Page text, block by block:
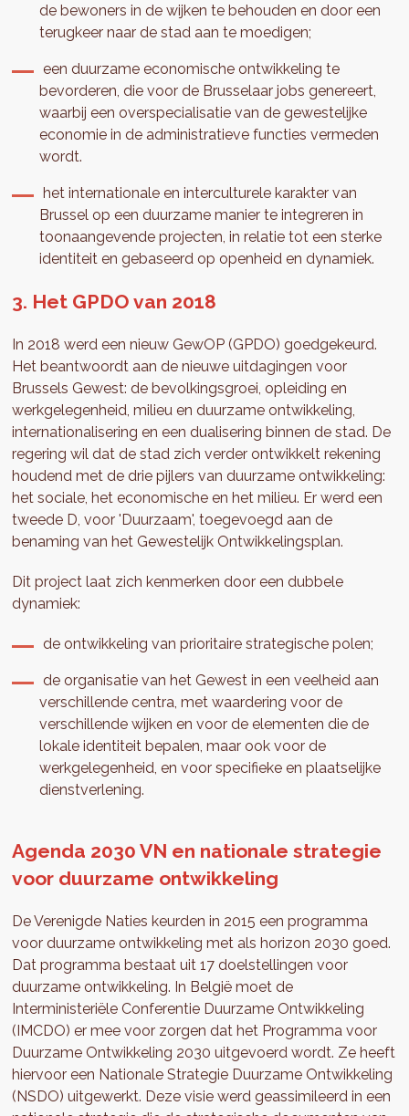
de bewoners in de wijken te behouden en door een
terugkeer naar de stad aan te moedigen;
een duurzame economische ontwikkeling te
bevorderen, die voor de Brusselaar jobs genereert,
waarbij een overspecialisatie van de gewestelijke
economie in de administratieve functies vermeden
wordt.
het internationale en interculturele karakter van
Brussel op een duurzame manier te integreren in
toonaangevende projecten, in relatie tot een sterke
identiteit en gebaseerd op openheid en dynamiek.
3. Het GPDO van 2018
In 2018 werd een nieuw GewOP (GPDO) goedgekeurd.
Het beantwoordt aan de nieuwe uitdagingen voor
Brussels Gewest: de bevolkingsgroei, opleiding en
werkgelegenheid, milieu en duurzame ontwikkeling,
internationalisering en een dualisering binnen de stad. De
regering wil dat de stad zich verder ontwikkelt rekening
houdend met de drie pijlers van duurzame ontwikkeling:
het sociale, het economische en het milieu. Er werd een
tweede D, voor 'Duurzaam', toegevoegd aan de
benaming van het Gewestelijk Ontwikkelingsplan.
Dit project laat zich kenmerken door een dubbele
dynamiek:
de ontwikkeling van prioritaire strategische polen;
de organisatie van het Gewest in een veelheid aan
verschillende centra, met waardering voor de
verschillende wijken en voor de elementen die de
lokale identiteit bepalen, maar ook voor de
werkgelegenheid, en voor specifieke en plaatselijke
dienstverlening.
Agenda 2030 VN en nationale strategie
voor duurzame ontwikkeling
De Verenigde Naties keurden in 2015 een programma
voor duurzame ontwikkeling met als horizon 2030 goed.
Dat programma bestaat uit 17 doelstellingen voor
duurzame ontwikkeling. In België moet de
Interministeriële Conferentie Duurzame Ontwikkeling
(IMCDO) er mee voor zorgen dat het Programma voor
Duurzame Ontwikkeling 2030 uitgevoerd wordt. Ze heeft
hiervoor een Nationale Strategie Duurzame Ontwikkeling
(NSDO) uitgewerkt. Deze visie werd geassimileerd in een